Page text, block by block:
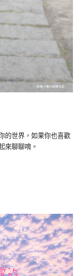
的世界，如果你也喜歡
來聊聊唷。